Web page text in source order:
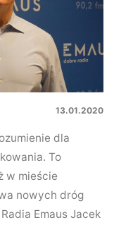
13.01.2020
dla
To
w mieście
nowych dróg
Emaus Jacek